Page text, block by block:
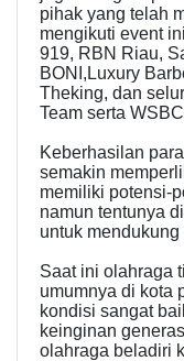
pihak yang telah
mengikuti event
919, RBN Riau,
BONI,Luxury
Theking, dan
Team serta
Keberhasilan
semakin
memiliki potensi-
namun tentunya
untuk
Saat ini olahraga
umumnya di kota
kondisi sangat
keinginan
olahraga beladiri